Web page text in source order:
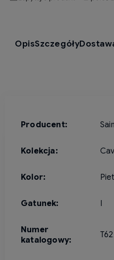
OpisSzczegóły
Producent:
Kolekcja:
Kolor:
Gatunek: I
Numer
katalogowy: